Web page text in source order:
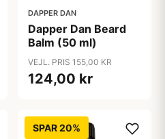
DAPPER DAN
Dapper Dan Beard
Balm (50 ml)
VEJL. PRIS 155,00 KR
124,00 kr
SPAR 20%